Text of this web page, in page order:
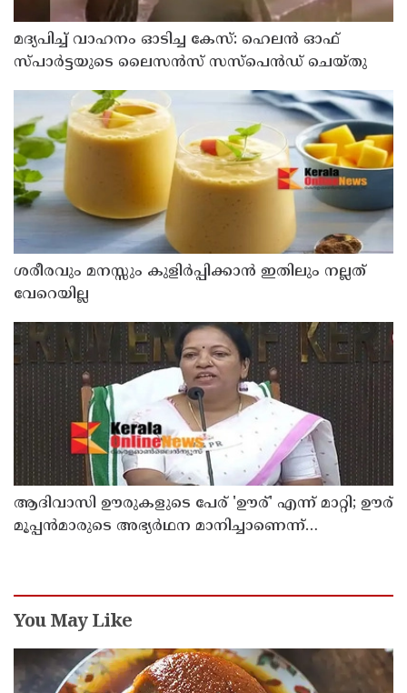
മദ്യപിച്ച് വാഹനം ഓടിച്ച കേസ്: ഹെലൻ ഓഫ്
സ്പാർട്ടയുടെ ലൈസൻസ് സസ്പെൻഡ് ചെയ്തു
ശരീരവും മനസ്സും കുളിർപ്പിക്കാൻ ഇതിലും നല്ലത്
വേറെയില്ല
ആദിവാസി ഊരുകളുടെ പേര് 'ഊര്' എന്ന് മാറ്റി; ഊര്
മൂപ്പന്‍മാരുടെ അഭ്യര്‍ഥന മാനിച്ചാണെന്ന്
You May Like